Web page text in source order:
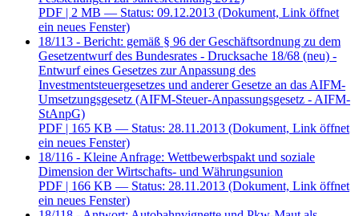
PDF | 2 MB — Status: 09.12.2013 (Dokument, Link öffnet
ein neues Fenster)
18/113 - Bericht: gemäß § 96 der Geschäftsordnung zu dem
Gesetzentwurf des Bundesrates - Drucksache 18/68 (neu) -
Entwurf eines Gesetzes zur Anpassung des
Investmentsteuergesetzes und anderer Gesetze an das AIFM-
Umsetzungsgesetz (AIFM-Steuer-Anpassungsgesetz - AIFM-
StAnpG)
PDF | 165 KB — Status: 28.11.2013 (Dokument, Link öffnet
ein neues Fenster)
18/116 - Kleine Anfrage: Wettbewerbspakt und soziale
Dimension der Wirtschafts- und Währungsunion
PDF | 166 KB — Status: 28.11.2013 (Dokument, Link öffnet
ein neues Fenster)